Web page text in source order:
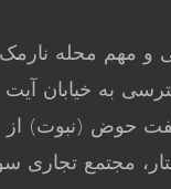
و مهم محله
حوض (نبوت) از
مجتمع تجاری